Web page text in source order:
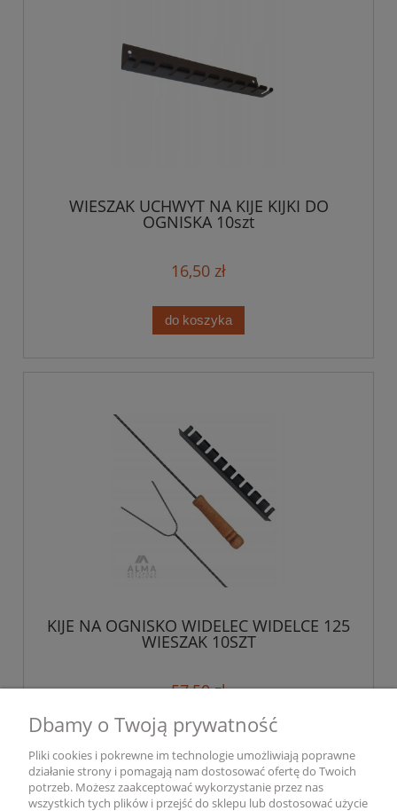
WIESZAK UCHWYT NA KIJE KIJKI DO
OGNISKA 10szt
16,50 zł
do koszyka
KIJE NA OGNISKO WIDELEC WIDELCE 125
WIESZAK 10SZT
57,50 zł
do koszyka
Dbamy o Twoją prywatność
Pliki cookies i pokrewne im technologie umożliwiają poprawne
działanie strony i pomagają nam dostosować ofertę do Twoich
potrzeb. Możesz zaakceptować wykorzystanie przez nas
wszystkich tych plików i przejść do sklepu lub dostosować użycie